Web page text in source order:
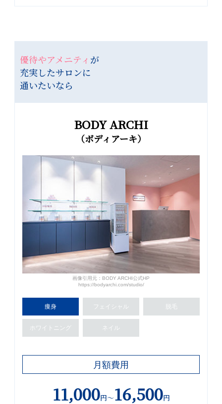
優待やアメニティ が
充実したサロンに
通いたいなら
BODY ARCHI
（ボディアーキ）
画像引用元：BODY ARCHI公式HP
https://bodyarchi.com/studio/
痩身 フェイ シャル 脱毛
ホワイト ニング ネイル
月額費用
11,000円～16,500円